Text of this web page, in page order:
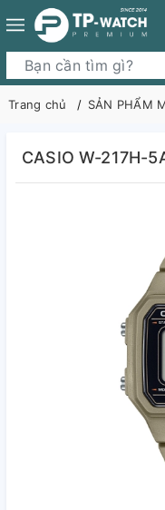
Trang chủ SẢN PHẨM
CASIO W-217H-